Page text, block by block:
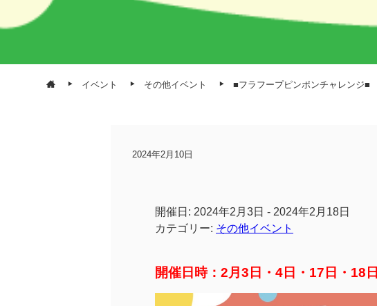
イベント その他イベント ■フラフープピンポンチャレンジ■
2024年2月10日
開催日: 2024年2月3日 - 2024年2月18日
カテゴリー: その他イベント
開催日時：2月3日・4日・17日・18日